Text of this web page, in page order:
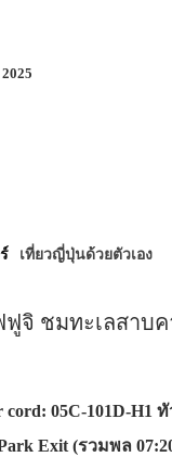
เที่ยวญี่ปุ่นด้วยตัวเอง
ฟูจิ ชมทะเลสาบ
cord: 05C-101D-
Exit (รวมพล